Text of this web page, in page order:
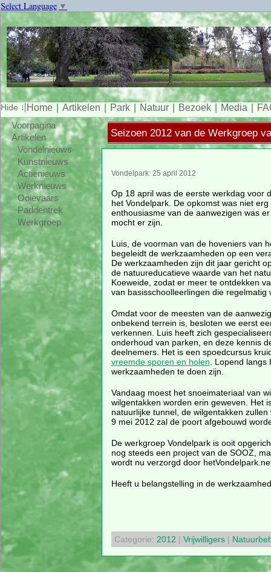
Select Language ▼
Home Artikelen Park Natuur Bezoek Media
Voorpagina
Artikelen
Vondelnieuws
Kunstnieuws
Actienieuws
Werknieuws
Ooievaars
Paddentrek
Werkgroep
Seizoen 2012 van de Werkgroep
Vondelpark: 25 april 2012
Op 18 april was de eerste werkdag voor
het Vondelpark. De opkomst was niet
enthousiasme van de aanwezigen was
mocht er zijn.
Luis, de voorman van de hoveniers van
begeleidt de werkzaamheden op een
De werkzaamheden zijn dit jaar gericht
de natuureducatieve waarde van het
Koeweide, zodat er meer te ontdekken
van basisschoolleerlingen die regelmatig
Omdat voor de meesten van de
onbekend terrein is, besloten we eerst
verkennen. Luis heeft zich
onderhoud van parken, en deze kennis
deelnemers. Het is een spoedcursus
vreemde sporen en holen . Lopend
werkzaamheden te doen zijn.
Vandaag moest het snoeimateriaal van
wilgentakken worden erin geweven. Het
natuurlijke tunnel, de wilgentakken
9 mei 2012 zal de poort afgebouwd
De werkgroep Vondelpark is ooit
nog steeds een project van de SOOZ,
wordt nu verzorgd door
Heeft u belangstelling in de
Categorie: 2012 | Vrijwilligers|